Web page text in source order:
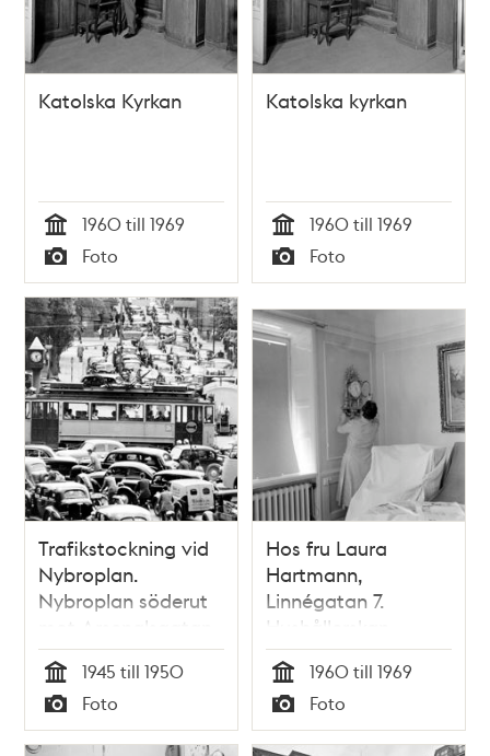
Katolska Kyrkan
Tid
1960 till 1969
Typ
Foto
Katolska kyrkan
Tid
1960 till 1969
Typ
Foto
Trafikstockning vid
Nybroplan.
Nybroplan söderut
mot Arsenalsgatan
Tid
1945 till 1950
Typ
Foto
Hos fru Laura
Hartmann,
Linnégatan 7.
Hushållerskan
stannar klockan för
sommaren
Tid
1960 till 1969
Typ
Foto